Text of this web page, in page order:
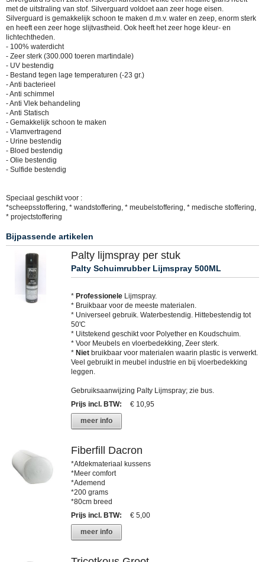
met de uitstraling van stof. Silverguard voldoet aan zeer hoge eisen.
Silverguard is gemakkelijk schoon te maken d.m.v. water en zeep, enorm sterk
en heeft een zeer hoge slijtvastheid. Ook heeft het zeer hoge kleur- en
lichtechtheden.
- 100% waterdicht
- Zeer sterk (300.000 toeren martindale)
- UV bestendig
- Bestand tegen lage temperaturen (-23 gr.)
- Anti bacterieel
- Anti schimmel
- Anti Vlek behandeling
- Anti Statisch
- Gemakkelijk schoon te maken
- Vlamvertragend
- Urine bestendig
- Bloed bestendig
- Olie bestendig
- Sulfide bestendig
Speciaal geschikt voor :
*scheepsstoffering, * wandstoffering, * meubelstoffering, * medische stoffering,
* projectstoffering
Bijpassende artikelen
Palty lijmspray per stuk
Palty Schuimrubber Lijmspray 500ML
* Professionele Lijmspray.
* Bruikbaar voor de meeste materialen.
* Universeel gebruik. Waterbestendig. Hittebestendig tot
50'C
* Uitstekend geschikt voor Polyether en Koudschuim.
* Voor Meubels en vloerbedekking, Zeer sterk.
* Niet bruikbaar voor materialen waarin plastic is verwerkt.
Veel gebruikt in meubel industrie en bij vloerbedekking
leggen.
Gebruiksaanwijzing Palty Lijmspray; zie bus.
Prijs incl. BTW:
€ 10,95
meer info
Fiberfill Dacron
*Afdekmateriaal kussens
*Meer comfort
*Ademend
*200 grams
*80cm breed
Prijs incl. BTW:
€ 5,00
meer info